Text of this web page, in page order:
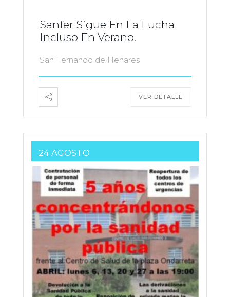
Sanfer Sigue En La Lucha
Incluso En Verano.
San Fernando de Henares
VER DETALLE
24 AGOSTO